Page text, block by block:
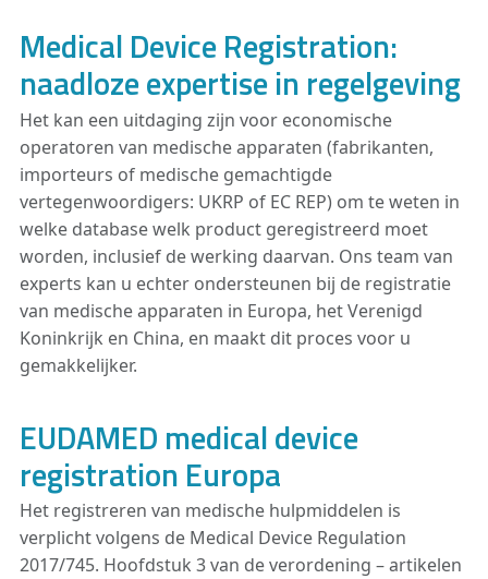
Medical Device Registration:
naadloze expertise in regelgeving
Het kan een uitdaging zijn voor economische
operatoren van medische apparaten (fabrikanten,
importeurs of medische gemachtigde
vertegenwoordigers: UKRP of EC REP) om te weten in
welke database welk product geregistreerd moet
worden, inclusief de werking daarvan. Ons team van
experts kan u echter ondersteunen bij de registratie
van medische apparaten in Europa, het Verenigd
Koninkrijk en China, en maakt dit proces voor u
gemakkelijker.
EUDAMED medical device
registration Europa
Het registreren van medische hulpmiddelen is
verplicht volgens de Medical Device Regulation
2017/745. Hoofdstuk 3 van de verordening – artikelen